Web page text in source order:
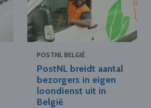
POSTNL BELGIË
PostNL breidt aantal
bezorgers in eigen
loondienst uit in
België